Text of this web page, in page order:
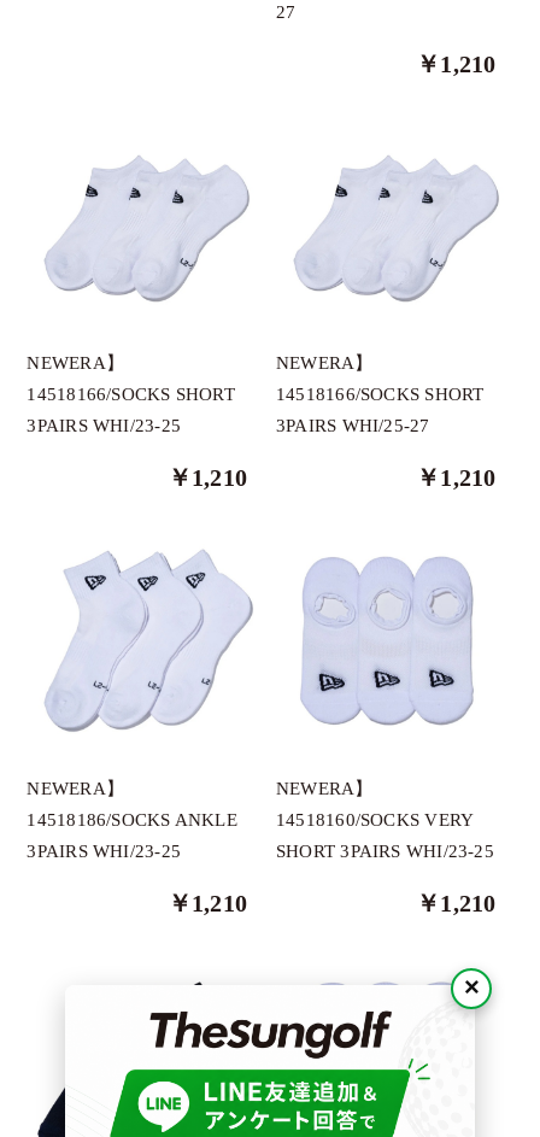
HELIX
1PIU1UGUALE3
AS2OV GOLF
BANDEL
BOGEY LOUNGE
Clasky
DONT PANIC
Docus
DECEMBERMAY
Dragonmyth
GREYSON
ImpRovE
OBSIDIAN
27
￥1,210
NEWERA】
14518166/SOCKS SHORT
3PAIRS WHI/23-25
￥1,210
NEWERA】
14518166/SOCKS SHORT
3PAIRS WHI/25-27
￥1,210
NEWERA】
14518186/SOCKS ANKLE
3PAIRS WHI/23-25
￥1,210
NEWERA】
14518160/SOCKS VERY
SHORT 3PAIRS WHI/23-25
￥1,210
×